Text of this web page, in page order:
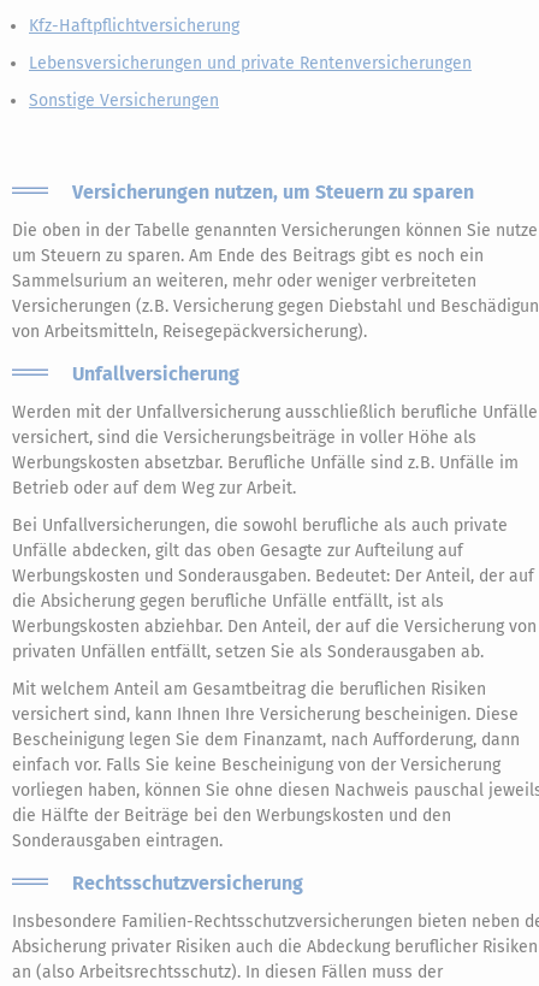
Kfz-Haftpflichtversicherung
Lebensversicherungen und private Rentenversicherungen
Sonstige Versicherungen
Versicherungen nutzen, um Steuern zu sparen
Die oben in der Tabelle genannten Versicherungen können Sie
um Steuern zu sparen. Am Ende des Beitrags gibt es noch ein
Sammelsurium an weiteren, mehr oder weniger verbreiteten
Versicherungen (z. B. Versicherung gegen Diebstahl und
von Arbeitsmitteln, Reisegepäckversicherung).
Unfallversicherung
Werden mit der Unfallversicherung ausschließlich berufliche Unfälle
versichert, sind die Versicherungsbeiträge in voller Höhe als
Werbungskosten absetzbar. Berufliche Unfälle sind z. B. Unfälle im
Betrieb oder auf dem Weg zur Arbeit.
Bei Unfallversicherungen, die sowohl berufliche als auch private
Unfälle abdecken, gilt das oben Gesagte zur Aufteilung auf
Werbungskosten und Sonderausgaben. Bedeutet: Der Anteil, der auf
die Absicherung gegen berufliche Unfälle entfällt, ist als
Werbungskosten abziehbar. Den Anteil, der auf die Versicherung von
privaten Unfällen entfällt, setzen Sie als Sonderausgaben ab.
Mit welchem Anteil am Gesamtbeitrag die beruflichen Risiken
versichert sind, kann Ihnen Ihre Versicherung bescheinigen. Diese
Bescheinigung legen Sie dem Finanzamt, nach Aufforderung, dann
einfach vor. Falls Sie keine Bescheinigung von der Versicherung
vorliegen haben, können Sie ohne diesen Nachweis pauschal
die Hälfte der Beiträge bei den Werbungskosten und den
Sonderausgaben eintragen.
Rechtsschutzversicherung
Insbesondere Familien-Rechtsschutzversicherungen bieten neben
Absicherung privater Risiken auch die Abdeckung beruflicher Risiken
an (also Arbeitsrechtsschutz). In diesen Fällen muss der